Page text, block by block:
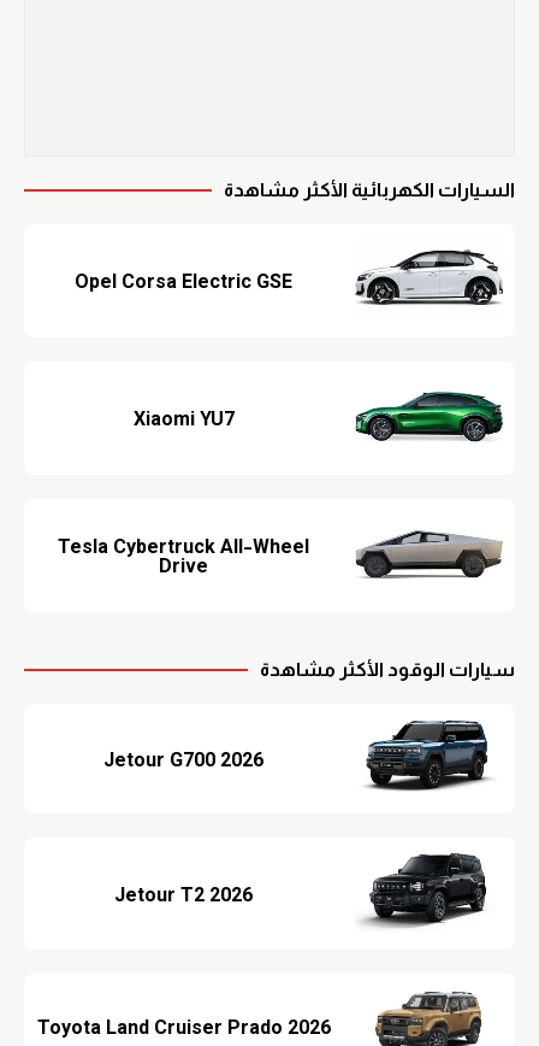
السيارات الكهربائية الأكثر مشاهدة
Opel Corsa Electric GSE
Xiaomi YU7
Tesla Cybertruck All-Wheel
Drive
سيارات الوقود الأكثر مشاهدة
Jetour G700 2026
Jetour T2 2026
Toyota Land Cruiser Prado 2026